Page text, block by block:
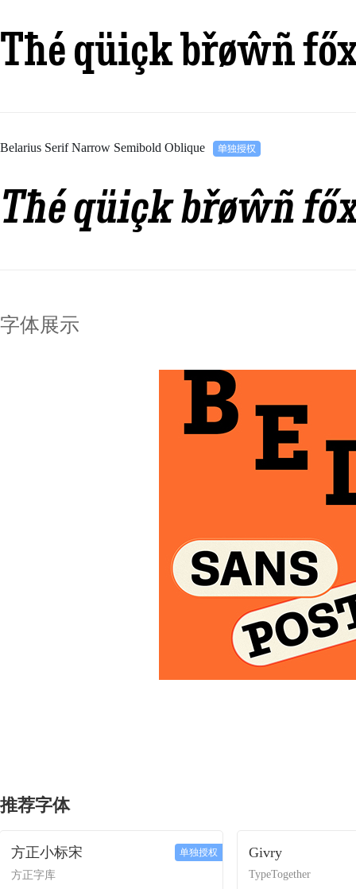
Tħé qüiçk břøŵñ
Belarius Serif Narrow Semibold Oblique
Tħé qüiçk břøŵñ
字体展示
推荐字体
方正小标宋
方正字库
单独授权 Givry
TypeTogether